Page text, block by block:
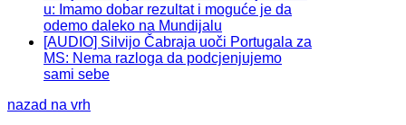
u: Imamo dobar rezultat i moguće je da
odemo daleko na Mundijalu
[AUDIO] Silvijo Čabraja uoči Portugala za
MS: Nema razloga da podcjenjujemo
sami sebe
nazad na vrh